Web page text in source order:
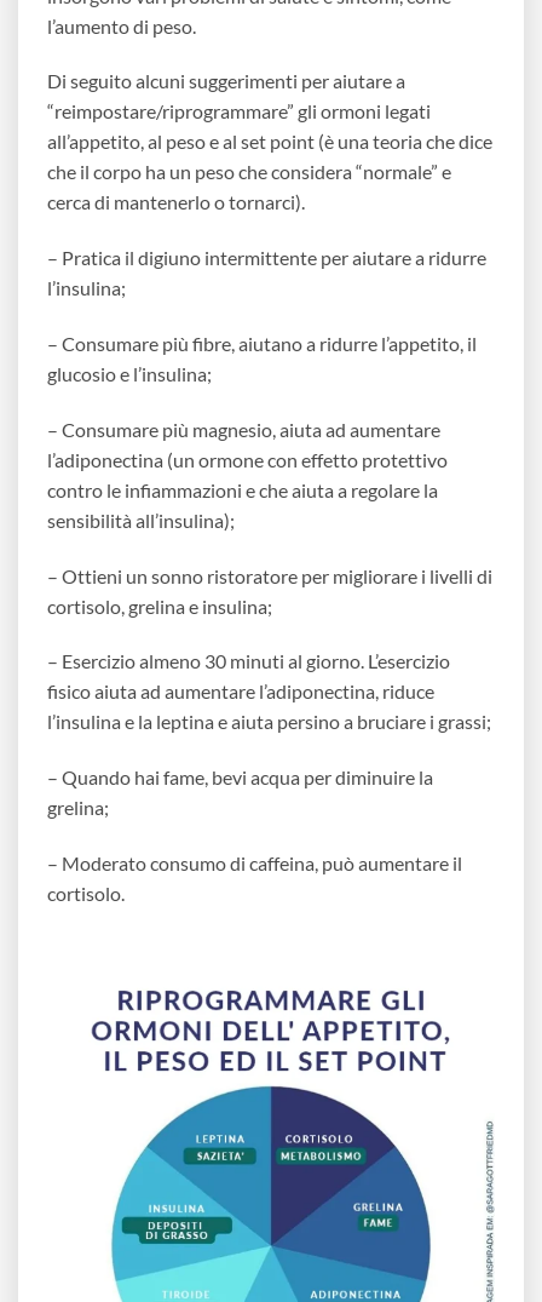
l’aumento di peso.
Di seguito alcuni suggerimenti per aiutare a
“reimpostare/riprogrammare” gli ormoni legati
all’appetito, al peso e al set point (è una teoria che dice
che il corpo ha un peso che considera “normale” e
cerca di mantenerlo o tornarci).
– Pratica il digiuno intermittente per aiutare a ridurre
l’insulina;
– Consumare più fibre, aiutano a ridurre l’appetito, il
glucosio e l’insulina;
– Consumare più magnesio, aiuta ad aumentare
l’adiponectina (un ormone con effetto protettivo
contro le infiammazioni e che aiuta a regolare la
sensibilità all’insulina);
– Ottieni un sonno ristoratore per migliorare i livelli di
cortisolo, grelina e insulina;
– Esercizio almeno 30 minuti al giorno. L’esercizio
fisico aiuta ad aumentare l’adiponectina, riduce
l’insulina e la leptina e aiuta persino a bruciare i grassi;
– Quando hai fame, bevi acqua per diminuire la
grelina;
– Moderato consumo di caffeina, può aumentare il
cortisolo.